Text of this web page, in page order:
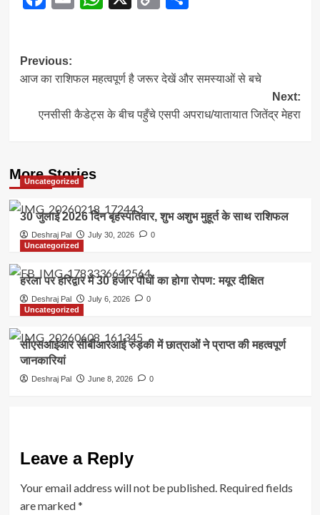
Post
navigation
Previous:
आज का राशिफल महत्वपूर्ण है जरूर देखें और समस्याओं से बचे
Next:
एनसीसी कैडेट्स के बीच पहुँचे एसपी अपराध/यातायात जितेंद्र मेहरा
More Stories
Uncategorized
30 जुलाई 2026 दिन बृहस्पतिवार, शुभ अशुभ मुहूर्त के साथ राशिफल
Deshraj Pal July 30, 2026
0
Uncategorized
हरेला पर हरिद्वार में 30 हजार पौधों का होगा रोपण: मयूर दीक्षित
Deshraj Pal July 6, 2026
0
Uncategorized
सीएसआईआर सीबीआरआई रुड़की में छात्राओं ने प्राप्त की महत्वपूर्ण
जानकारियां
Deshraj Pal June 8, 2026 0
Leave a Reply
Your email address will not be published. Required fields
are marked*